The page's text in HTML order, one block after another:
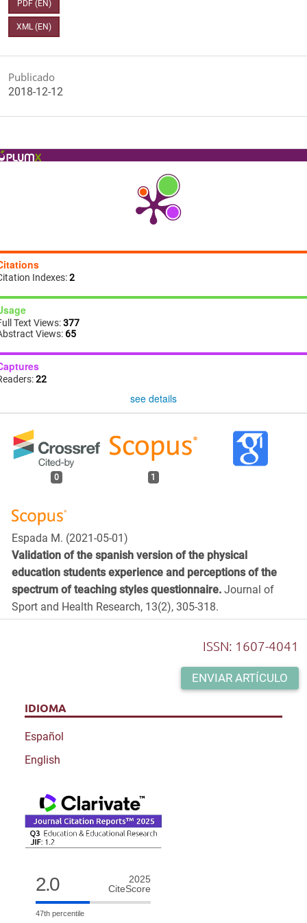
PDF (EN)
XML (EN)
Publicado
2018-12-12
0 1
Espada M. (2021-05-01)
Validation of the spanish version of the physical
education students experience and perceptions of the
spectrum of teaching styles questionnaire. Journal of
Sport and Health Research, 13(2), 305-318.
Indexes:2
Text Views:377
Views: 65
22
see details
ISSN: 1607-4041
ENVIAR ARTÍCULO
IDIOMA
Español
English
2.0
2025
CiteScore
47th percentile